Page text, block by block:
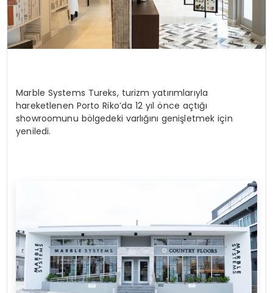
Marble Systems Tureks,turizm yatırımlarıyla
hareketlenen Porto Riko’da 12 yıl önce açtığı
showroomunu bölgedeki varlığını genişletmek için
yeniledi.